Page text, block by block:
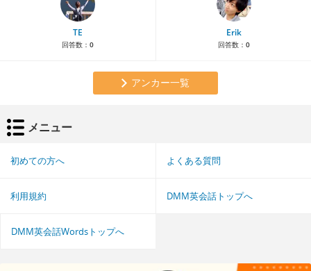
TE
回答数： 0
Erik
回答数： 0
アンカー一覧
メニュー
初めての方へ よくある質問
利用規約 DMM英会話トップへ
DMM英会話Wordsトップへ